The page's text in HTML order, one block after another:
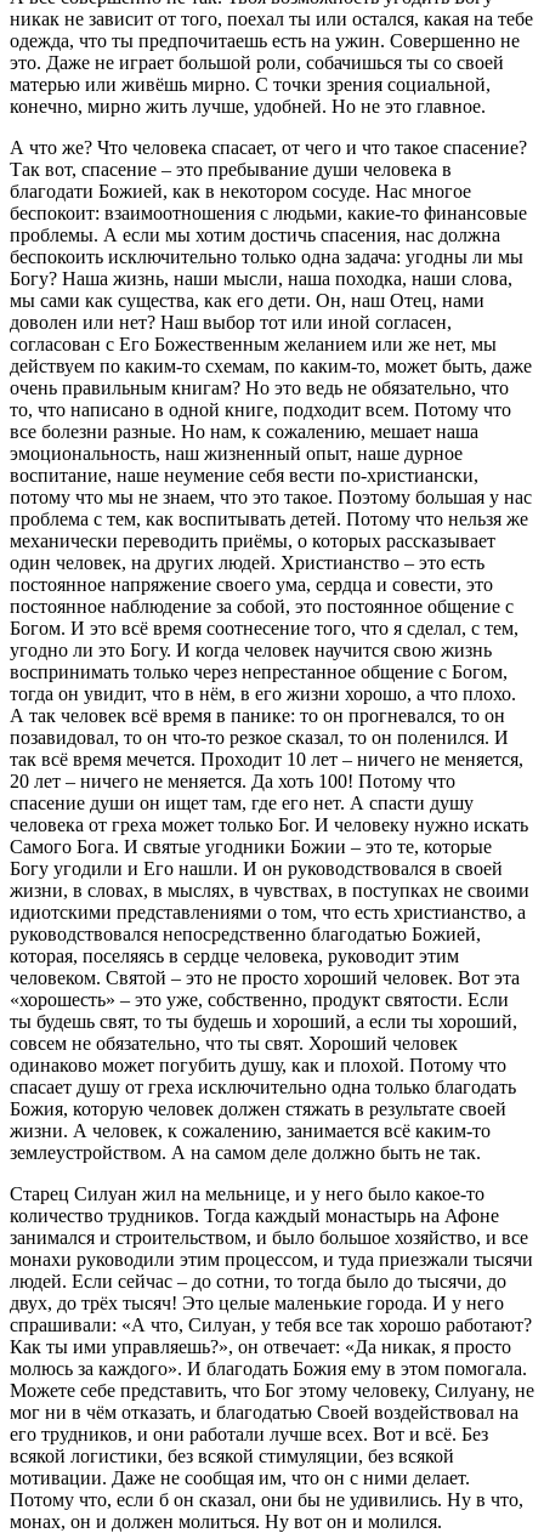
никак не зависит от того, поехал ты или остался, какая на тебе
одежда, что ты предпочитаешь есть на ужин. Совершенно не
это. Даже не играет большой роли, собачишься ты со своей
матерью или живёшь мирно. С точки зрения социальной,
конечно, мирно жить лучше, удобней. Но не это главное.
А что же? Что человека спасает, от чего и что такое спасение?
Так вот, спасение – это пребывание души человека в
благодати Божией, как в некотором сосуде. Нас многое
беспокоит: взаимоотношения с людьми, какие-то финансовые
проблемы. А если мы хотим достичь спасения, нас должна
беспокоить исключительно только одна задача: угодны ли мы
Богу? Наша жизнь, наши мысли, наша походка, наши слова,
мы сами как существа, как его дети. Он, наш Отец, нами
доволен или нет? Наш выбор тот или иной согласен,
согласован с Его Божественным желанием или же нет, мы
действуем по каким-то схемам, по каким-то, может быть, даже
очень правильным книгам? Но это ведь не обязательно, что
то, что написано в одной книге, подходит всем. Потому что
все болезни разные. Но нам, к сожалению, мешает наша
эмоциональность, наш жизненный опыт, наше дурное
воспитание, наше неумение себя вести по-христиански,
потому что мы не знаем, что это такое. Поэтому большая у нас
проблема с тем, как воспитывать детей. Потому что нельзя же
механически переводить приёмы, о которых рассказывает
один человек, на других людей. Христианство – это есть
постоянное напряжение своего ума, сердца и совести, это
постоянное наблюдение за собой, это постоянное общение с
Богом. И это всё время соотнесение того, что я сделал, с тем,
угодно ли это Богу. И когда человек научится свою жизнь
воспринимать только через непрестанное общение с Богом,
тогда он увидит, что в нём, в его жизни хорошо, а что плохо.
А так человек всё время в панике: то он прогневался, то он
позавидовал, то он что-то резкое сказал, то он поленился. И
так всё время мечется. Проходит 10 лет – ничего не меняется,
20 лет – ничего не меняется. Да хоть 100! Потому что
спасение души он ищет там, где его нет. А спасти душу
человека от греха может только Бог. И человеку нужно искать
Самого Бога. И святые угодники Божии – это те, которые
Богу угодили и Его нашли. И он руководствовался в своей
жизни, в словах, в мыслях, в чувствах, в поступках не своими
идиотскими представлениями о том, что есть христианство, а
руководствовался непосредственно благодатью Божией,
которая, поселяясь в сердце человека, руководит этим
человеком. Святой – это не просто хороший человек. Вот эта
«хорошесть» – это уже, собственно, продукт святости. Если
ты будешь свят, то ты будешь и хороший, а если ты хороший,
совсем не обязательно, что ты свят. Хороший человек
одинаково может погубить душу, как и плохой. Потому что
спасает душу от греха исключительно одна только благодать
Божия, которую человек должен стяжать в результате своей
жизни. А человек, к сожалению, занимается всё каким-то
землеустройством. А на самом деле должно быть не так.
Старец Силуан жил на мельнице, и у него было какое-то
количество трудников. Тогда каждый монастырь на Афоне
занимался и строительством, и было большое хозяйство, и все
монахи руководили этим процессом, и туда приезжали тысячи
людей. Если сейчас – до сотни, то тогда было до тысячи, до
двух, до трёх тысяч! Это целые маленькие города. И у него
спрашивали: «А что, Силуан, у тебя все так хорошо работают?
Как ты ими управляешь?», он отвечает: «Да никак, я просто
молюсь за каждого». И благодать Божия ему в этом помогала.
Можете себе представить, что Бог этому человеку, Силуану, не
мог ни в чём отказать, и благодатью Своей воздействовал на
его трудников, и они работали лучше всех. Вот и всё. Без
всякой логистики, без всякой стимуляции, без всякой
мотивации. Даже не сообщая им, что он с ними делает.
Потому что, если б он сказал, они бы не удивились. Ну в что,
монах, он и должен молиться. Ну вот он и молился.